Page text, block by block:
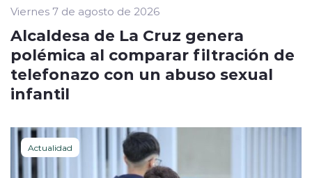
Viernes 7 de agosto de 2026
Alcaldesa de La Cruz genera
polémica al comparar filtración de
telefonazo con un abuso sexual
infantil
Actualidad